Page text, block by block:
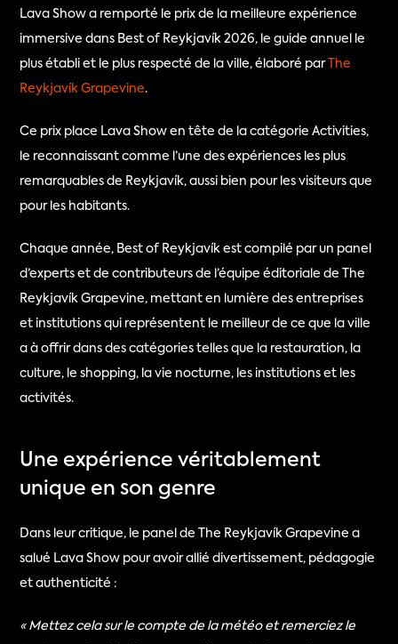
Lava Show a remporté le prix de la meilleure expérience
immersive dans Best of Reykjavík 2026, le guide annuel le
plus établi et le plus respecté de la ville, élaboré par
The
Reykjavík Grapevine.
Ce prix place Lava Show en tête de la catégorie Activities,
le reconnaissant comme l’une des expériences les plus
remarquables de Reykjavík, aussi bien pour les visiteurs que
pour les habitants.
Chaque année, Best of Reykjavík est compilé par un panel
d’experts et de contributeurs de l’équipe éditoriale de The
Reykjavík Grapevine, mettant en lumière des entreprises
et institutions qui représentent le meilleur de ce que la ville
a à offrir dans des catégories telles que la restauration, la
culture, le shopping, la vie nocturne, les institutions et les
activités.
Une expérience véritablement
unique en son genre
Dans leur critique, le panel de The Reykjavík Grapevine a
salué Lava Show pour avoir allié divertissement, pédagogie
et authenticité :
« Mettez cela sur le compte de la météo et remerciez le